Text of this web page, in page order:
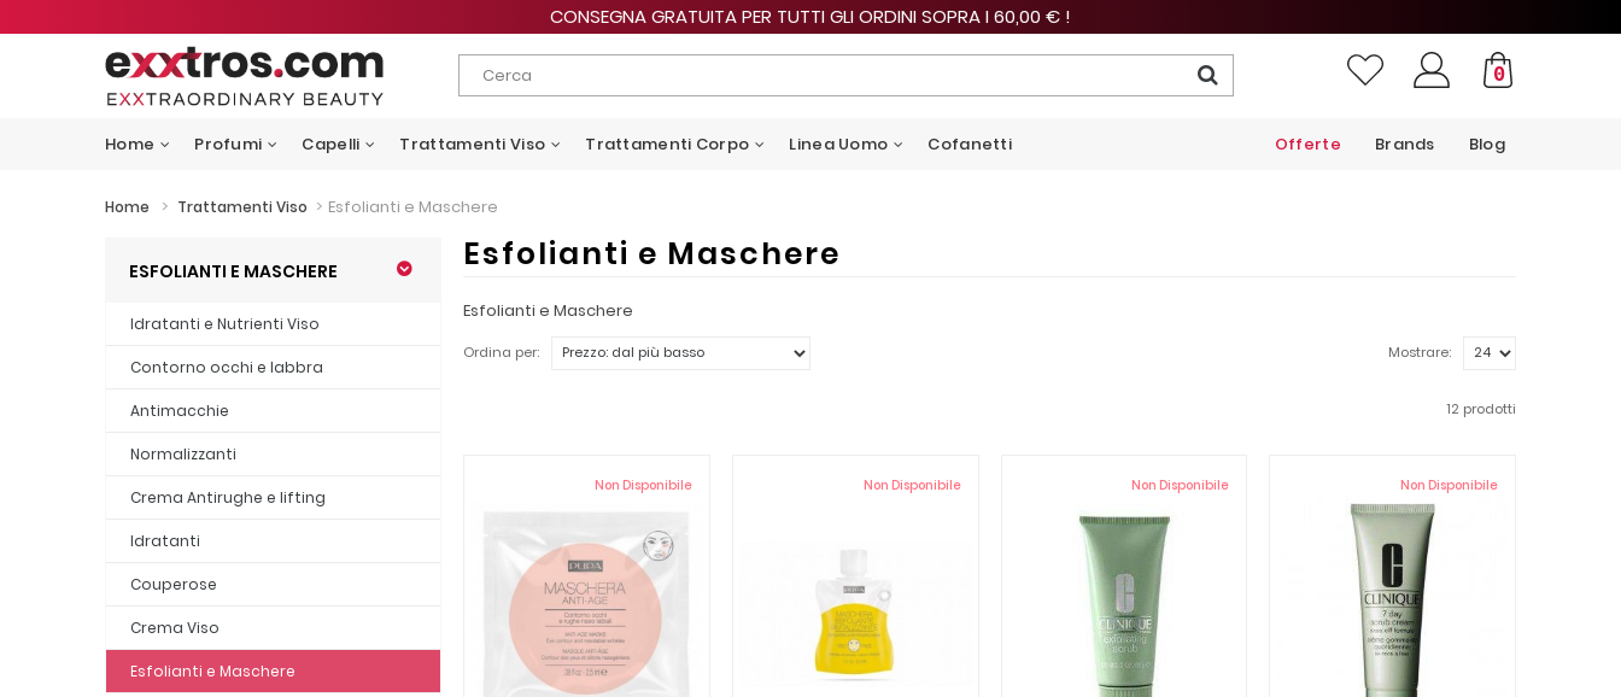
CONSEGNA GRATUITA PER TUTTI GLI ORDINI SOPRA I 60,00 € !
0
Home Profumi Capelli Trattamenti Viso Trattamenti Corpo Linea Uomo Cofanetti Blog
Brands
Offerte
Home > Trattamenti Viso > Esfolianti e Maschere
ESFOLIANTI E MASCHERE
Idratanti e Nutrienti Viso
Contorno occhi e labbra
Antimacchie
Normalizzanti
Crema Antirughe e lifting
Idratanti
Couperose
Crema Viso
Esfolianti e Maschere
Esfolianti e Maschere
Esfolianti e Maschere
Ordina per: Mostrare:
12 prodotti
Non Disponibile Non Disponibile Non Disponibile Non Disponibile